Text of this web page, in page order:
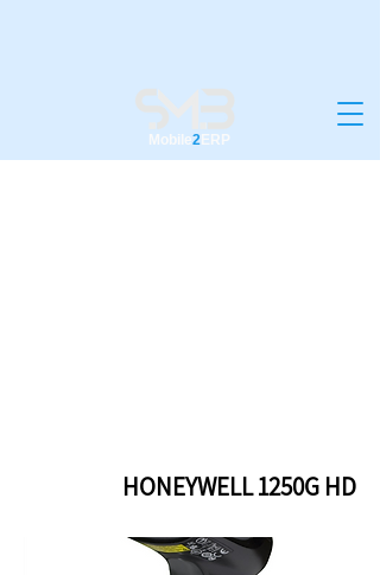
Mobile2ERP
HONEYWELL 1250G HD